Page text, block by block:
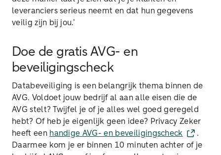
leveranciers serieus neemt en dat hun gegevens
veilig zijn bij jou.’
Doe de gratis AVG- en
beveiligingscheck
Databeveiliging is een belangrijk thema binnen de
AVG. Voldoet jouw bedrijf al aan alle eisen die de
AVG stelt? Twijfel je of je alles wel goed geregeld
hebt? Of heb je eigenlijk geen idee? Privacy Zeker
heeft een handige AVG- en beveiligingscheck
.
Daarmee kom je er binnen 10 minuten achter of je